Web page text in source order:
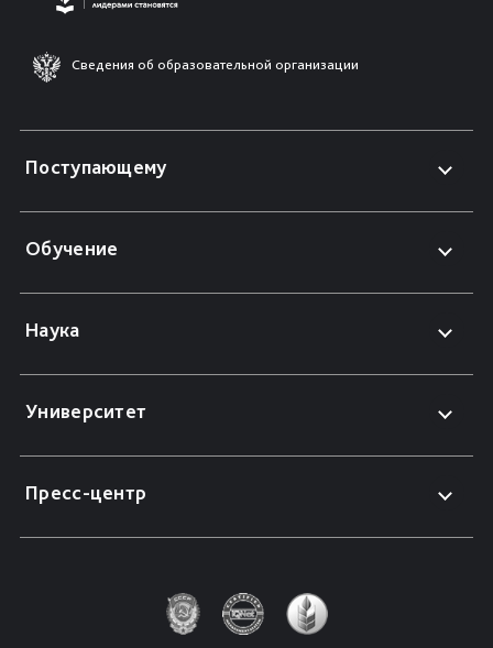
Сведения об образовательной организации
Поступающему
Обучение
Наука
Университет
Пресс-центр